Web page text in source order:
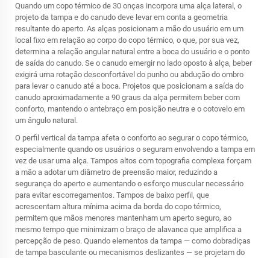
Quando um copo térmico de 30 onças incorpora uma alça lateral, o
projeto da tampa e do canudo deve levar em conta a geometria
resultante do aperto. As alças posicionam a mão do usuário em um
local fixo em relação ao corpo do copo térmico, o que, por sua vez,
determina a relação angular natural entre a boca do usuário e o ponto
de saída do canudo. Se o canudo emergir no lado oposto à alça, beber
exigirá uma rotação desconfortável do punho ou abdução do ombro
para levar o canudo até a boca. Projetos que posicionam a saída do
canudo aproximadamente a 90 graus da alça permitem beber com
conforto, mantendo o antebraço em posição neutra e o cotovelo em
um ângulo natural.
O perfil vertical da tampa afeta o conforto ao segurar o copo térmico,
especialmente quando os usuários o seguram envolvendo a tampa em
vez de usar uma alça. Tampos altos com topografia complexa forçam
a mão a adotar um diâmetro de preensão maior, reduzindo a
segurança do aperto e aumentando o esforço muscular necessário
para evitar escorregamentos. Tampos de baixo perfil, que
acrescentam altura mínima acima da borda do copo térmico,
permitem que mãos menores mantenham um aperto seguro, ao
mesmo tempo que minimizam o braço de alavanca que amplifica a
percepção de peso. Quando elementos da tampa — como dobradiças
de tampa basculante ou mecanismos deslizantes — se projetam do